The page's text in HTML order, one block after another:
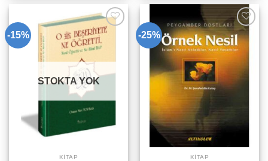
-15%
Add to
wishlist
STOKTA YOK
KITAP
-25%
Add to
wishlist
KITAP